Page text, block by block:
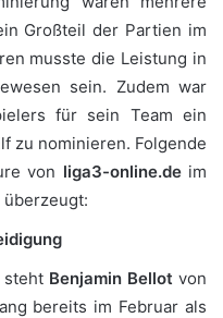
Großteil der Partien im
musste die Leistung in
sein. Zudem war
für sein Team ein
zu nominieren. Folgende
von liga3-online.de im
überzeugt:
steht Benjamin Bellot von
bereits im Februar als